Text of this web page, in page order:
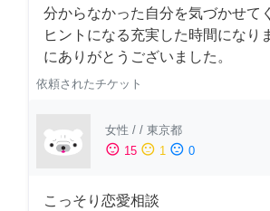
分からなかった自分を気づかせて
ヒントになる充実した時間になり
にありがとうございました。
依頼されたチケット
女性 / / 東京都
sentiment_satisfied 15 sentiment_neutral 1 sentiment_dissatisfied 0
こっそり恋愛相談